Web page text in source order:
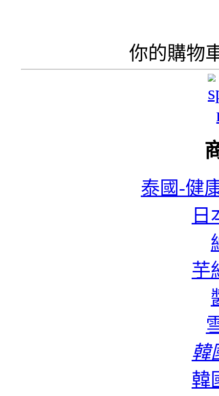
你的購物
泰國-健
日
芋
韓
韓